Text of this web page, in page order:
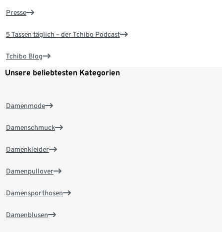
Presse
5 Tassen täglich – der Tchibo Podcast
Tchibo Blog
Unsere beliebtesten Kategorien
Damenmode
Damenschmuck
Damenkleider
Damenpullover
Damensporthosen
Damenblusen